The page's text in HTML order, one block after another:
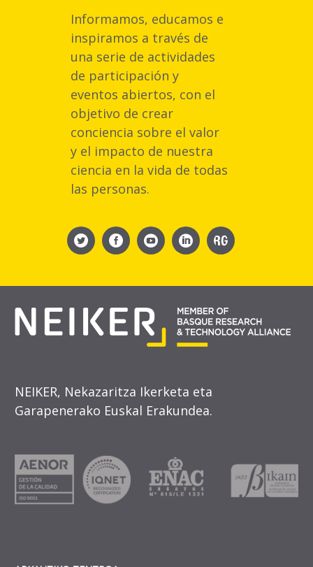
Informamos, educamos e
inspiramos a través de
una serie de actividades
de participación y
eventos abiertos, con el
objetivo de crear
conciencia sobre el valor
y el impacto de nuestra
ciencia en la vida de todas
las personas.
NEIKER, Nekazaritza Ikerketa eta
Garapenerako Euskal Erakundea.